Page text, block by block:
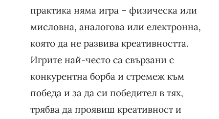
практика няма игра – физическа или
мисловна, аналогова или електронна,
която да не развива креативността.
Игрите най-често са свързани с
конкурентна борба и стремеж към
победа и за да си победител в тях,
трябва да проявиш креативност и